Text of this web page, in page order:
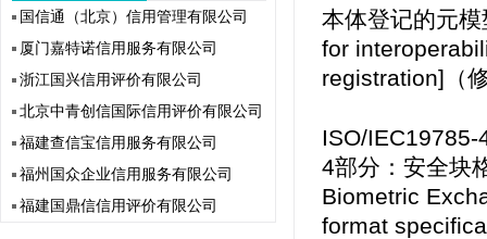
国信通（北京）信用管理有限公司
厦门嘉特诺信用服务有限公司
浙江国兴信用评价有限公司
北京中青创信国际信用评价有限公司
福建查信宝信用服务有限公司
福州国众企业信用服务有限公司
福建国鼎信信用评价有限公司
本体登记的元
for
registration]（
ISO/
4部分：安全块
Biometric
format